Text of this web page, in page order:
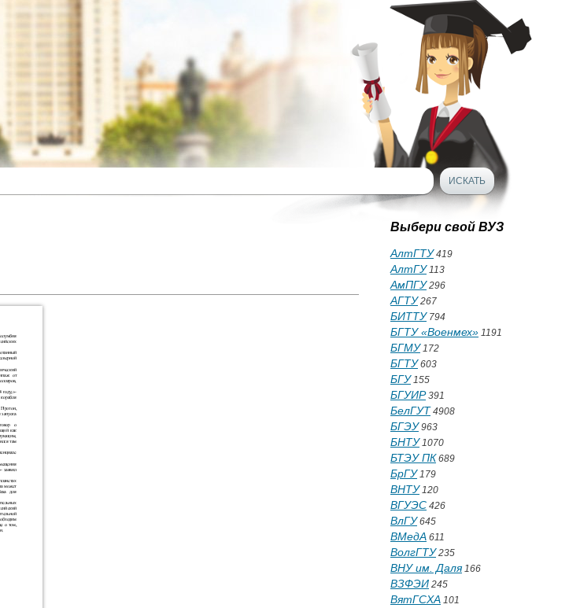
Выбери свой ВУЗ
АлтГТУ419
АлтГУ113
АмПГУ296
АГТУ267
БИТТУ794
БГТУ «Военмех» 1191
БГМУ172
БГТУ603
БГУ155
БГУИР391
БелГУТ 4908
БГЭУ963
БНТУ1070
БТЭУ ПК 689
БрГУ179
ВНТУ120
ВГУЭС 426
ВлГУ645
ВМедА 611
ВолгГТУ235
ВНУ им. Даля166
ВЗФЭИ 245
ВятГСХА 101